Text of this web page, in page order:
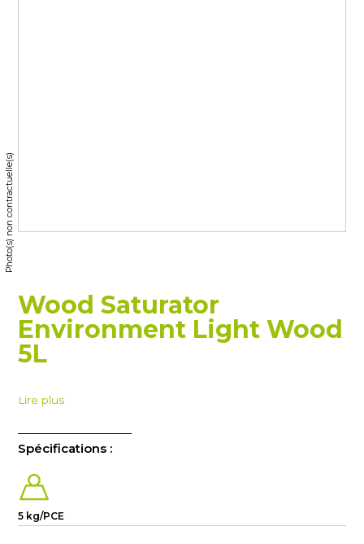
Photo(s) non contractuelle(s)
Wood Saturator
Environment Light Wood
5L
Lire plus
Spécifications :
5 kg/PCE